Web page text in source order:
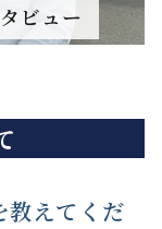
ビュー
教えてくだ